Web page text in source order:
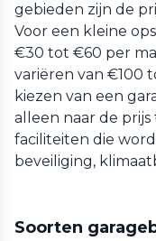
gebieden zijn de
Voor een kleine
€30 tot €60 per
variëren van €100
kiezen van een
alleen naar de prijs
faciliteiten die
beveiliging,
Soorten